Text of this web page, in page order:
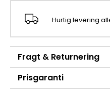
Hurtig levering
Fragt & Returnering
Prisgaranti